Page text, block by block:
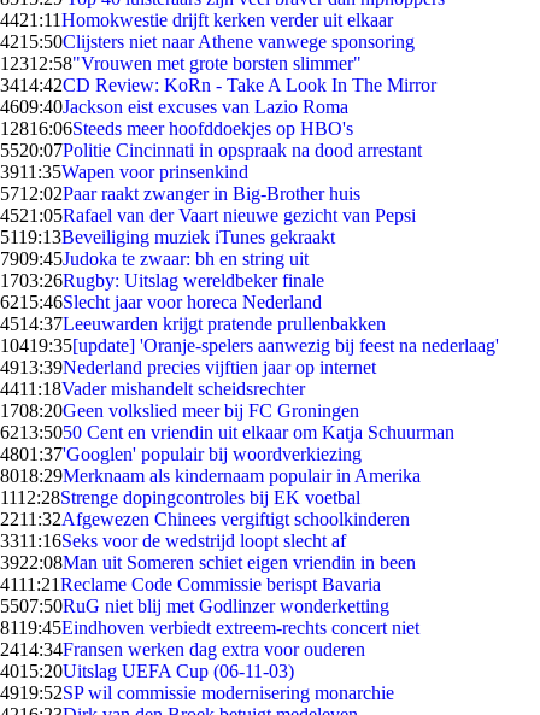
4421:11Homokwestie drijft kerken verder uit elkaar
4215:50Clijsters niet naar Athene vanwege sponsoring
12312:58"Vrouwen met grote borsten slimmer"
3414:42CD Review: KoRn - Take A Look In The Mirror
4609:40Jackson eist excuses van Lazio Roma
12816:06Steeds meer hoofddoekjes op HBO's
5520:07Politie Cincinnati in opspraak na dood arrestant
3911:35Wapen voor prinsenkind
5712:02Paar raakt zwanger in Big-Brother huis
4521:05Rafael van der Vaart nieuwe gezicht van Pepsi
5119:13Beveiliging muziek iTunes gekraakt
7909:45Judoka te zwaar: bh en string uit
1703:26Rugby: Uitslag wereldbeker finale
6215:46Slecht jaar voor horeca Nederland
4514:37Leeuwarden krijgt pratende prullenbakken
10419:35[update] 'Oranje-spelers aanwezig bij feest na nederlaag'
4913:39Nederland precies vijftien jaar op internet
4411:18Vader mishandelt scheidsrechter
1708:20Geen volkslied meer bij FC Groningen
6213:5050 Cent en vriendin uit elkaar om Katja Schuurman
4801:37'Googlen' populair bij woordverkiezing
8018:29Merknaam als kindernaam populair in Amerika
1112:28Strenge dopingcontroles bij EK voetbal
2211:32Afgewezen Chinees vergiftigt schoolkinderen
3311:16Seks voor de wedstrijd loopt slecht af
3922:08Man uit Someren schiet eigen vriendin in been
4111:21Reclame Code Commissie berispt Bavaria
5507:50RuG niet blij met Godlinzer wonderketting
8119:45Eindhoven verbiedt extreem-rechts concert niet
2414:34Fransen werken dag extra voor ouderen
4015:20Uitslag UEFA Cup (06-11-03)
4919:52SP wil commissie modernisering monarchie